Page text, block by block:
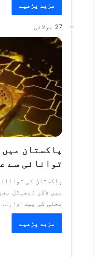
مزید پڑھیے
27 جولائی
پاکستان
توانائی سے
پاکستان کی
میں لاکر ڈیجیٹل
بجلی کی پیداوار…
مزید پڑھیے